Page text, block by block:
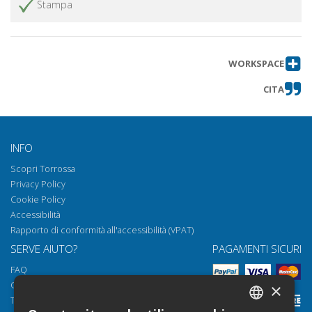
Verso l'organizzazione empatica : il
Ottieni articolo
Per approfondire il dialogo con gli
Ottieni articolo
Stampa
WORKSPACE
CITA
INFO
Scopri Torrossa
Privacy Policy
Cookie Policy
Accessibilità
Rapporto di conformità all'accessibilità (VPAT)
SERVE AIUTO?
FAQ
Come aprire i nostri documenti
Torrossa Reader
PAGAMENTI SICURI
×